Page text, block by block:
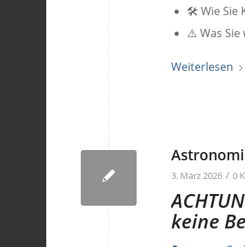
🛠️ Wie Sie
⚠️ Was Sie
Weiterlesen
3. März 2026 / 0
keine